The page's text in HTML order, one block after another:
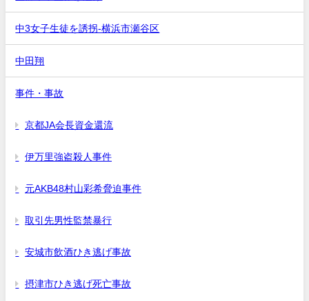
中3女子生徒を誘拐-横浜市瀬谷区
中田翔
事件・事故
京都JA会長資金還流
伊万里強盗殺人事件
元AKB48村山彩希脅迫事件
取引先男性監禁暴行
安城市飲酒ひき逃げ事故
摂津市ひき逃げ死亡事故